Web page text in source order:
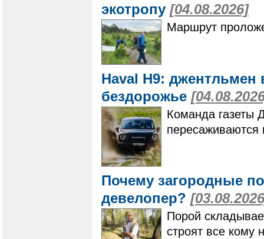
экотропу [04.08.2026]
Маршрут
Haval H9: джентльмен
бездорожье
Команда газеты
пересаживаются
Почему загородные
девелопер?
Порой
строят все